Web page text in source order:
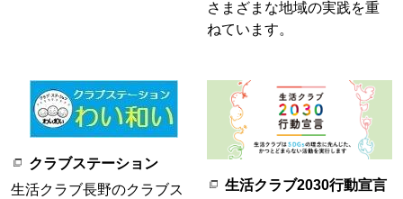
さまざまな地域の実践を重
ねています。
クラブステーション
生活クラブ長野のクラブス
生活クラブ2030行動宣言